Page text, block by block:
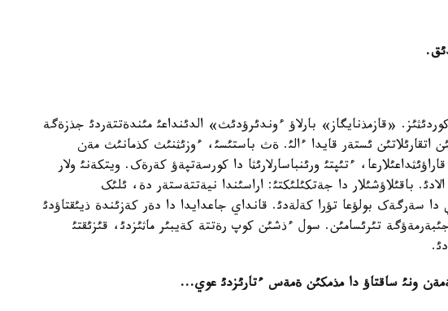
.
«قازمذنايگاز» بارلاؤ ءوندئرؤدئث» الدئنداعئ مئندةتتةردئ جذزةگة
اتقارئلاتئن ئستةر قايدا ءالئ. ةث باستئسئ، ءوزئثنئث کذمانئث مةن
ءتئپتئ ورئنباسارلارئثا دا کورسةتپةؤ کةرةک. ويتکةنئ ولار
باقئلاؤشئلار دا جةتکئلئکتئ: اراسئندا نيةتتةستةر دة، ئلئک
سةرگةک بولؤعا تؤرا کةلةدئ. قانداي جاعدايدا دا دةر کةزئندة ذيئقتاؤدئ
تئرئسامئن. سول ءذشئن کوپ رةتتة کةيبئر ماثئزدئ، قئزئقتئ
ونئ ساقتاؤ دا مذمکئن ةمةس ءتارئزدئ عوي...